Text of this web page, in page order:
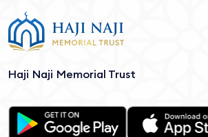
Haji Naji Memorial Trust